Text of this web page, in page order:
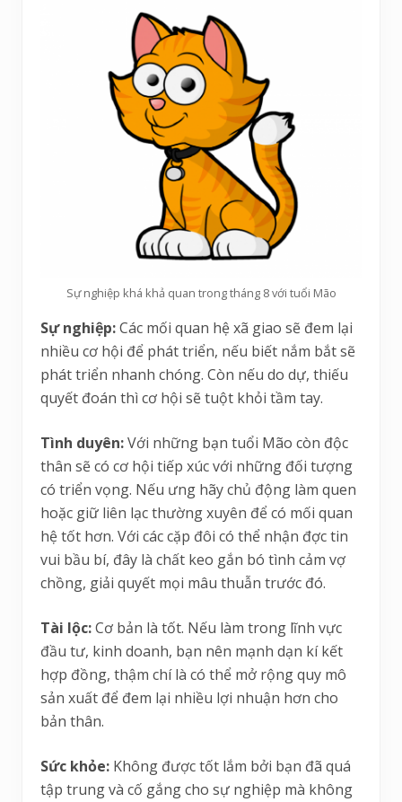
Sự nghiệp khá khả quan trong tháng 8 với tuổi Mão
Sự nghiệp:Các mối quan hệ xã giao sẽ đem lại
nhiều cơ hội để phát triển, nếu biết nắm bắt sẽ
phát triển nhanh chóng. Còn nếu do dự, thiếu
quyết đoán thì cơ hội sẽ tuột khỏi tầm tay.
Tình duyên:Với những bạn tuổi Mão còn độc
thân sẽ có cơ hội tiếp xúc với những đối tượng
có triển vọng. Nếu ưng hãy chủ động làm quen
hoặc giữ liên lạc thường xuyên để có mối quan
hệ tốt hơn. Với các cặp đôi có thể nhận đợc tin
vui bầu bí, đây là chất keo gắn bó tình cảm vợ
chồng, giải quyết mọi mâu thuẫn trước đó.
Tài lộc:Cơ bản là tốt. Nếu làm trong lĩnh vực
đầu tư, kinh doanh, bạn nên mạnh dạn kí kết
hợp đồng, thậm chí là có thể mở rộng quy mô
sản xuất để đem lại nhiều lợi nhuận hơn cho
bản thân.
Sức khỏe: Không được tốt lắm bởi bạn đã quá
tập trung và cố gắng cho sự nghiệp mà không